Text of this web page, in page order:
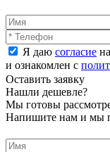
Я даю согласие
и ознакомлен с
Оставить заявку
Нашли дешевле?
Мы готовы
Напишите нам и мы